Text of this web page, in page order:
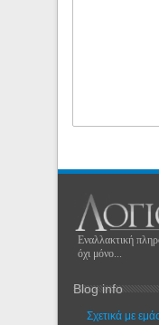
Εναλλακτική
όχι μόνο...
Blog info
Σχετικά με εμάς